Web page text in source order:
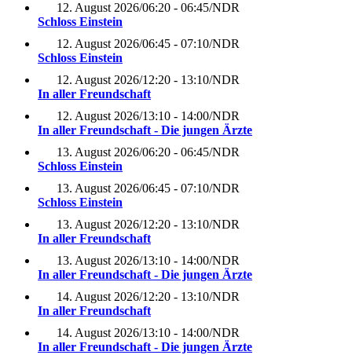
12. August 2026/06:20 - 06:45/NDR
Schloss Einstein
12. August 2026/06:45 - 07:10/NDR
Schloss Einstein
12. August 2026/12:20 - 13:10/NDR
In aller Freundschaft
12. August 2026/13:10 - 14:00/NDR
In aller Freundschaft - Die jungen Ärzte
13. August 2026/06:20 - 06:45/NDR
Schloss Einstein
13. August 2026/06:45 - 07:10/NDR
Schloss Einstein
13. August 2026/12:20 - 13:10/NDR
In aller Freundschaft
13. August 2026/13:10 - 14:00/NDR
In aller Freundschaft - Die jungen Ärzte
14. August 2026/12:20 - 13:10/NDR
In aller Freundschaft
14. August 2026/13:10 - 14:00/NDR
In aller Freundschaft - Die jungen Ärzte